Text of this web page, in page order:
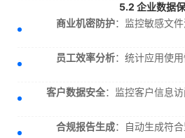
5.2 企业数据
商业机密防护：监控敏感文
员工效率分析：统计应用使
客户数据安全：监控客户信息
合规报告生成：自动生成符